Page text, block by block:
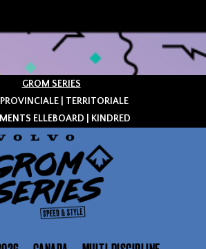
GROM SERIES
PROVINCIALE | TERRITORIALE
ELLEBOARD | KINDRED